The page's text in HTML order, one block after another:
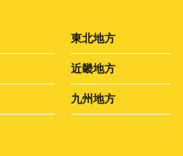
東北地方
近畿地方
九州地方